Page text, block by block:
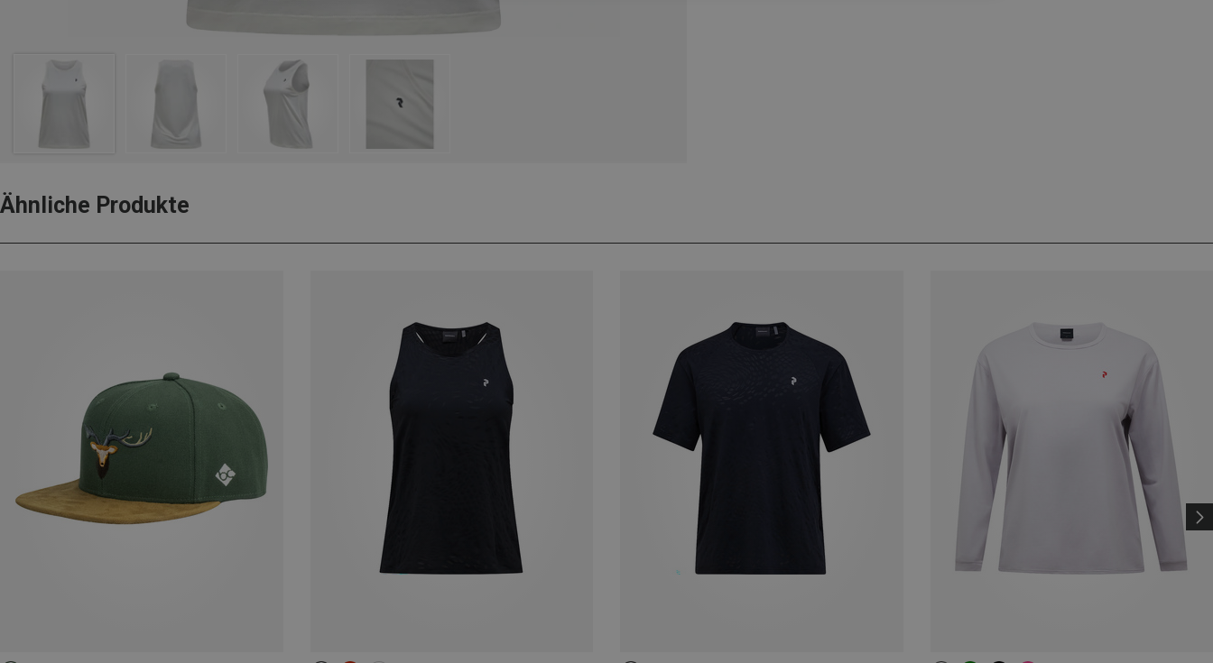
Ähnliche Produkte